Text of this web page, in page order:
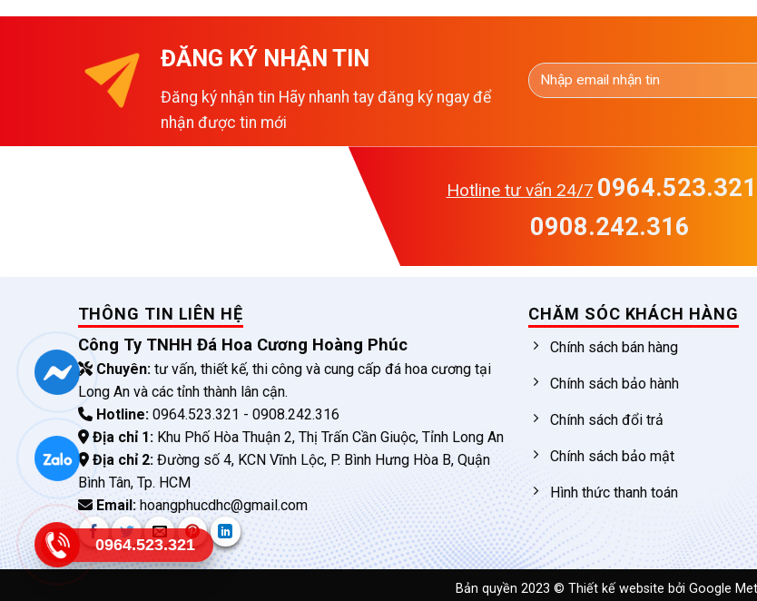
ĐĂNG KÝ NHẬN TIN
Đăng ký nhận tin Hãy nhanh tay đăng ký ngay để
nhận được tin mới
Hotline tư vấn 24/7
0908.242.316
THÔNG TIN LIÊN HỆ
Công Ty TNHH Đá Hoa Cương Hoàng Phúc
Chuyên:tư vấn, thiết kế, thi công và cung cấp đá hoa cương tại
Long An và các tỉnh thành lân cận.
Hotline:0964.523.321 - 0908.242.316
Địa chỉ 1:Khu Phố Hòa Thuận 2, Thị Trấn Cần Giuộc, Tỉnh Long An
Địa chỉ 2:Đường số 4, KCN Vĩnh Lộc, P. Bình Hưng Hòa B, Quận
Bình Tân, Tp. HCM
Email:hoangphucdhc@gmail.com
CHĂM SÓC KHÁCH HÀNG
Chính sách bán hàng
Chính sách bảo hành
Chính sách đổi trả
Chính sách bảo mật
Hình thức thanh toán
Bản quyền 2023 © Thiết kế website bởi Google
0964.523.321